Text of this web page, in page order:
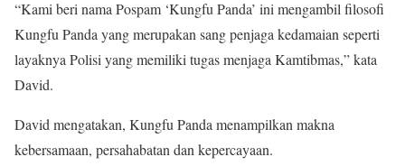
“Kami beri nama Pospam ‘Kungfu Panda’ ini mengambil filosofi
Kungfu Panda yang merupakan sang penjaga kedamaian seperti
layaknya Polisi yang memiliki tugas menjaga Kamtibmas,” kata
David.
David mengatakan, Kungfu Panda menampilkan makna
kebersamaan, persahabatan dan kepercayaan.